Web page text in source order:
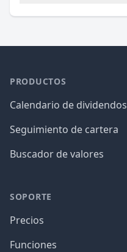
PRODUCTOS
Calendario de dividendos
Seguimiento de cartera
Buscador de valores
SOPORTE
Precios
Funciones